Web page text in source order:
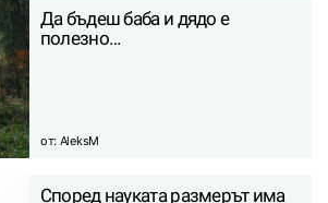
Да бъдеш баба и дядо е
полезно…
от: AleksM
Според науката размерът има